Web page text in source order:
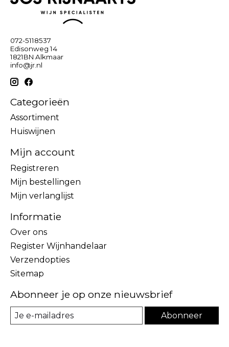
072-5118537
Edisonweg 14
1821BN Alkmaar
info@jr.nl
Categorieën
Assortiment
Huiswijnen
Mijn account
Registreren
Mijn bestellingen
Mijn verlanglijst
Informatie
Over ons
Register Wijnhandelaar
Verzendopties
Sitemap
Abonneer je op onze nieuwsbrief
Abonneer